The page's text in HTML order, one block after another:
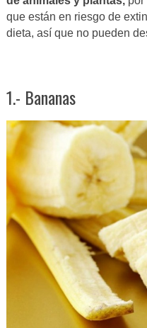
que están en riesgo de
dieta, así que no pueden
1.- Bananas